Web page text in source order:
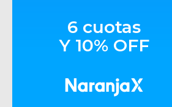
6 cuotas
Y 10% OFF